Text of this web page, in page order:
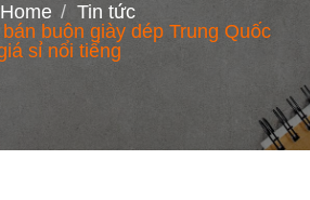
Home
Tin tức
buôn giày dép Trung Quốc
sỉ nổi tiếng